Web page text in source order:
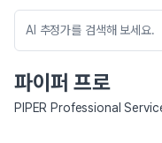
파이퍼 프로
PIPER Professional